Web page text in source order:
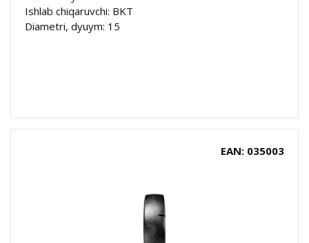
Ishlab chiqaruvchi: BKT
Diametri, dyuym: 15
EAN: 035003